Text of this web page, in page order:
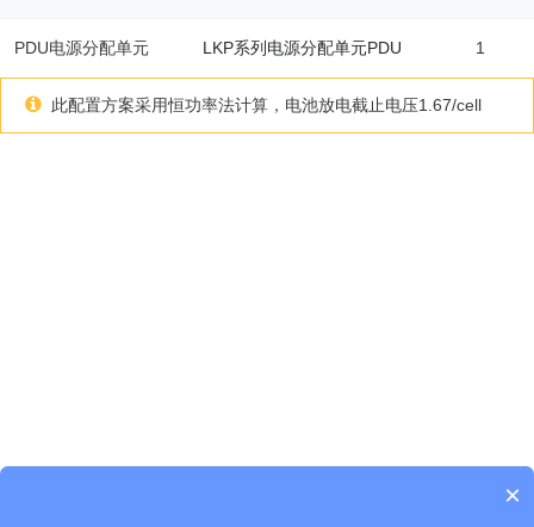
PDU电源分配单元 LKP系列电源分配单元PDU 1
此配置方案采用恒功率法计算，电池放电截止电压1.67/cell
×